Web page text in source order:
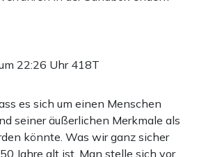
22:26 Uhr 418T
es sich um einen Menschen
seiner äußerlichen Merkmale als
könnte. Was wir ganz sicher
Jahre alt ist. Man stelle sich vor,